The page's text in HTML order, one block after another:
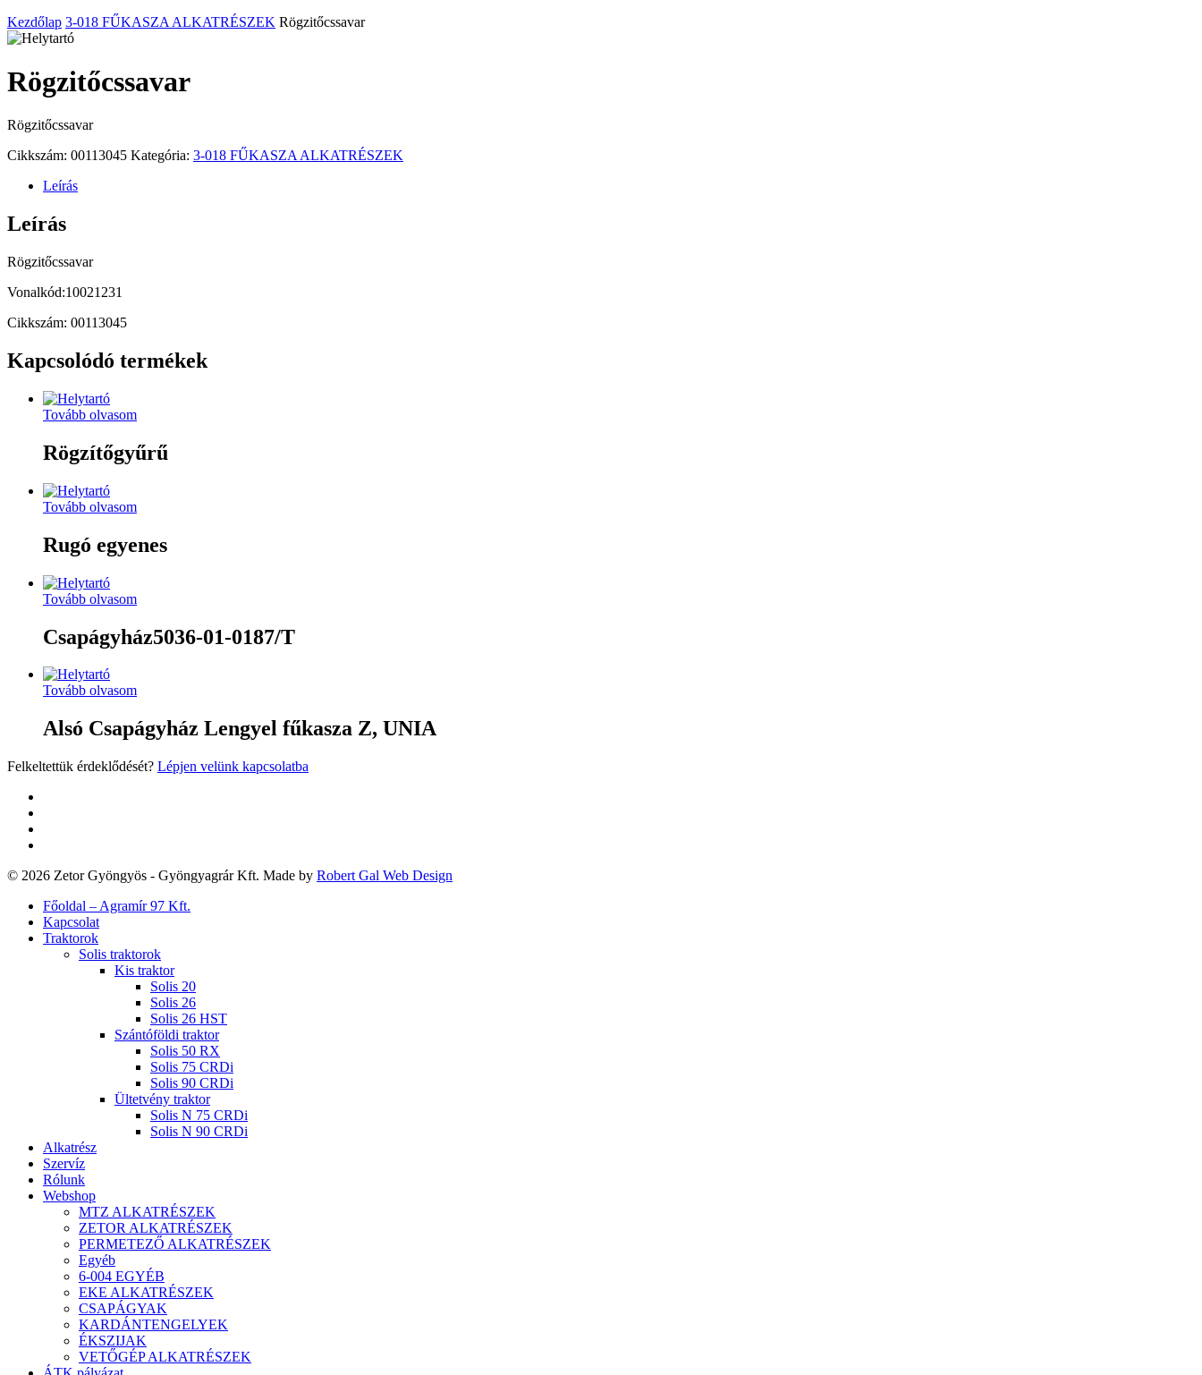
Kezdőlap 3-018 FŰKASZA ALKATRÉSZEK Rögzitőcssavar
Rögzitőcssavar
Rögzitőcssavar
Cikkszám: 00113045 Kategória: 3-018 FŰKASZA ALKATRÉSZEK
Leírás
Leírás
Rögzitőcssavar
Vonalkód:10021231
Cikkszám: 00113045
Kapcsolódó termékek
Tovább olvasom
Rögzítőgyűrű
Tovább olvasom
Rugó egyenes
Tovább olvasom
Csapágyház5036-01-0187/T
Tovább olvasom
Alsó Csapágyház Lengyel fűkasza Z, UNIA
Felkeltettük érdeklődését? Lépjen velünk kapcsolatba
© 2026 Zetor Gyöngyös - Gyöngyagrár Kft. Made by Robert Gal Web Design
Close
Menu
Főoldal – Agramír 97 Kft.
Kapcsolat
Traktorok
Solis traktorok
Kis traktor
Solis 20
Solis 26
Solis 26 HST
Szántóföldi traktor
Solis 50 RX
Solis 75 CRDi
Solis 90 CRDi
Ültetvény traktor
Solis N 75 CRDi
Solis N 90 CRDi
Alkatrész
Szervíz
Rólunk
Webshop
MTZ ALKATRÉSZEK
ZETOR ALKATRÉSZEK
PERMETEZŐ ALKATRÉSZEK
Egyéb
6-004 EGYÉB
EKE ALKATRÉSZEK
CSAPÁGYAK
KARDÁNTENGELYEK
ÉKSZIJAK
VETŐGÉP ALKATRÉSZEK